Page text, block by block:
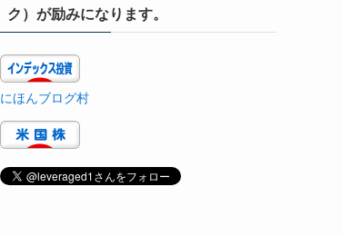
別）
ク）が励みになります。
にほんブログ村